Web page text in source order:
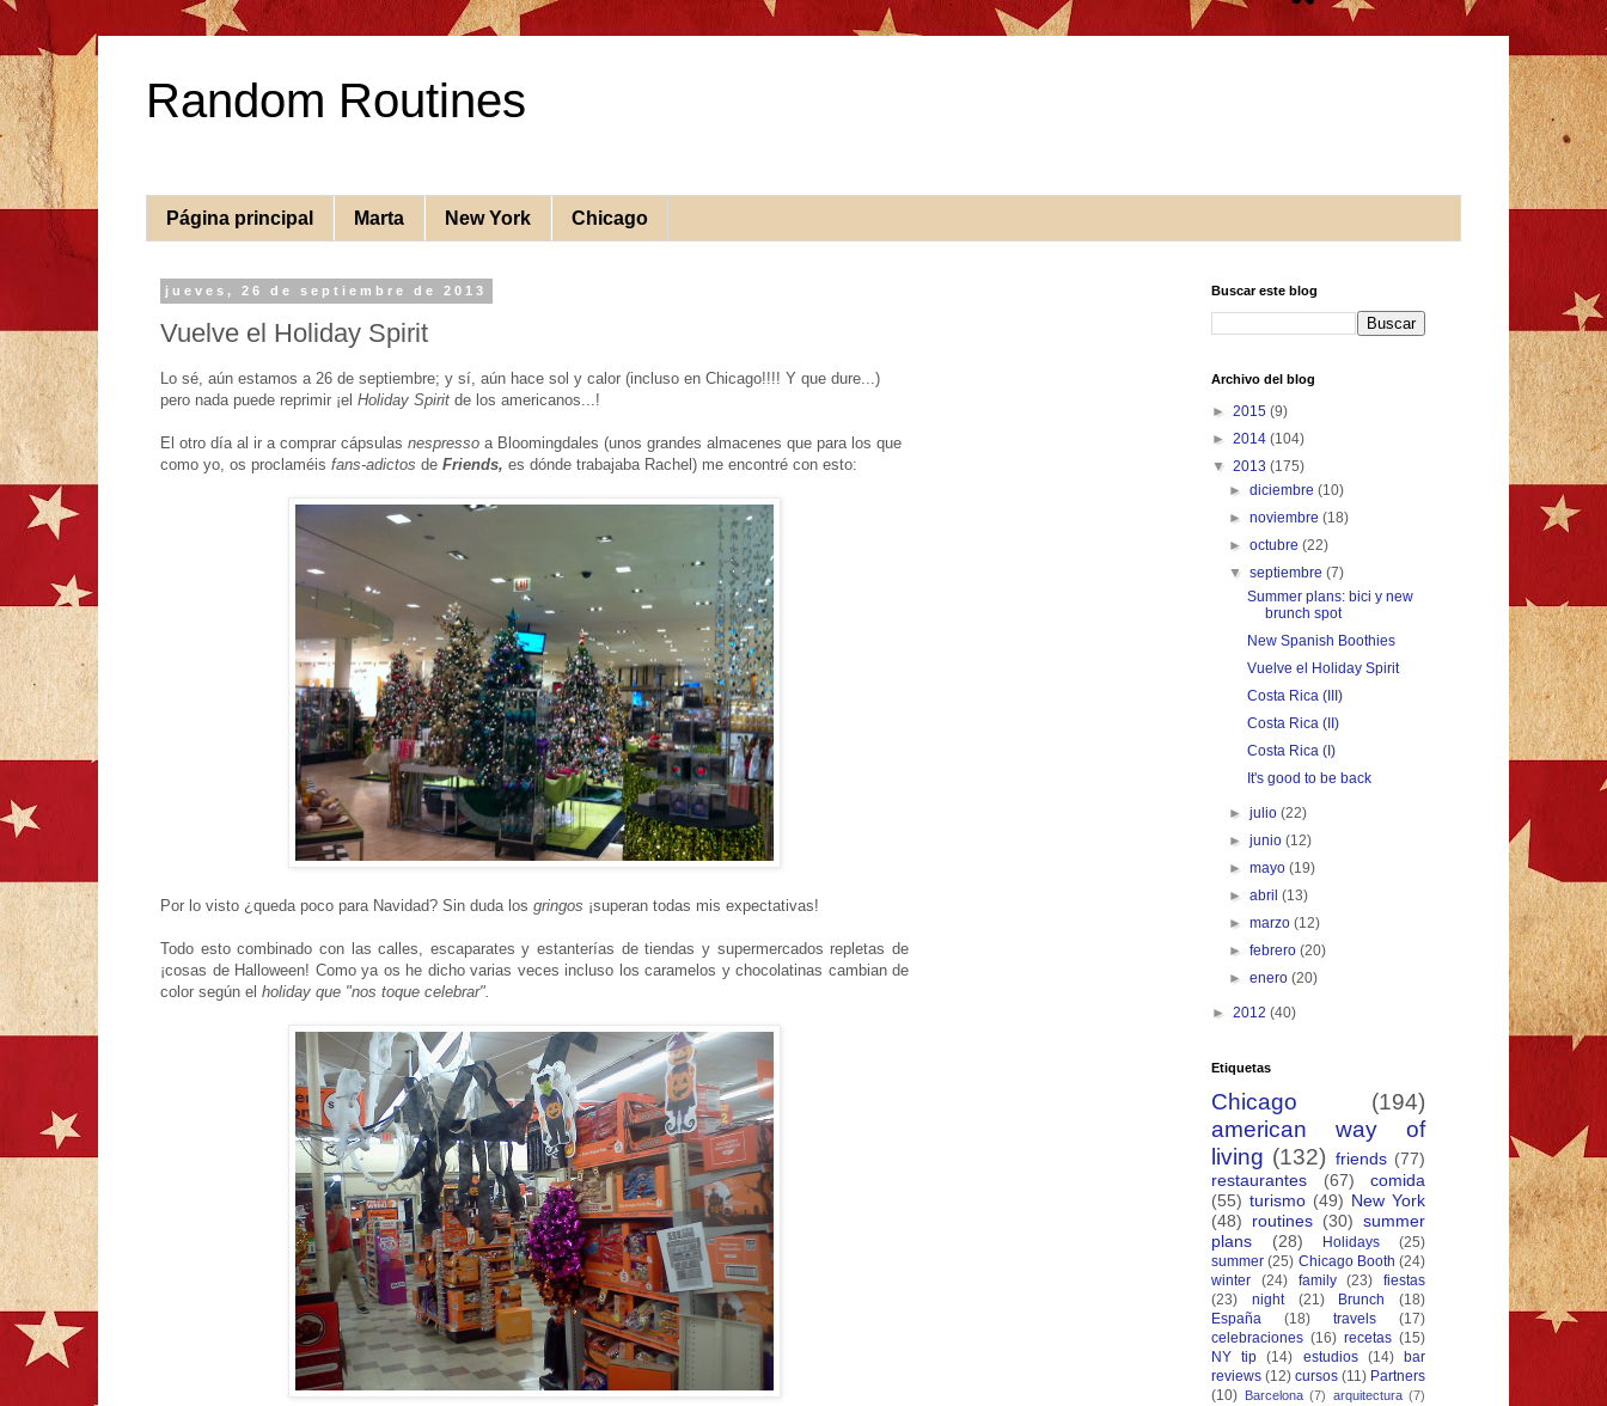
Random Routines
Página principal Marta New York Chicago
jueves, 26 de septiembre de 2013
Vuelve el Holiday Spirit
Lo sé, aún estamos a 26 de septiembre; y sí, aún hace sol y calor (incluso en Chicago!!!! Y que dure...)
pero nada puede reprimir ¡el Holiday Spirit de los americanos...!
El otro día al ir a comprar cápsulas nespresso a Bloomingdales (unos grandes almacenes que para los que
como yo, os proclaméis fans-adictos de Friends, es dónde trabajaba Rachel) me encontré con esto:
Por lo visto ¿queda poco para Navidad? Sin duda los gringos ¡superan todas mis expectativas!
Todo esto combinado con las calles, escaparates y estanterías de tiendas y supermercados repletas de
¡cosas de Halloween! Como ya os he dicho varias veces incluso los caramelos y chocolatinas cambian de
color según el holiday que "nos toque celebrar".
Buscar este blog
Archivo del blog
► 2015 (9)
► 2014 (104)
▼ 2013 (175)
►diciembre(10)
►noviembre(18)
►octubre(22)
▼septiembre(7)
Summer plans: bici y new
brunch spot
New Spanish Boothies
Vuelve el Holiday Spirit
Costa Rica (III)
Costa Rica (II)
Costa Rica (I)
It's good to be back
►julio(22)
►junio(12)
►mayo(19)
►abril(13)
►marzo(12)
►febrero(20)
►enero(20)
► 2012 (40)
Etiquetas
Chicago
(194)
american way of
living (132) friends (77)
restaurantes
(67)
comida
(55) turismo (49) New York
(48)
routines (30) summer
plans
(28) Holidays
(25)
summer (25) Chicago Booth (24)
winter
(24) family (23)
fiestas
(23)
night (21) Brunch
(18)
España
(18) travels
(17)
celebraciones (16) recetas (15)
NY tip
(14) estudios (14)
bar
reviews (12) cursos (11) Partners
(10) Barcelona (7) arquitectura (7)